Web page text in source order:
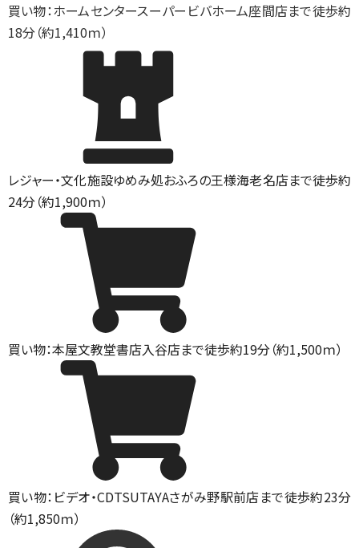
買い物：ホームセンタースーパービバホーム座間店まで徒歩約
18分（約1,410ｍ）
レジャー・文化施設ゆめみ処おふろの王様海老名店まで徒歩約
24分（約1,900ｍ）
買い物：本屋文教堂書店入谷店まで徒歩約19分（約1,500ｍ）
買い物：ビデオ・CDTSUTAYAさがみ野駅前店まで徒歩約23分
（約1,850ｍ）